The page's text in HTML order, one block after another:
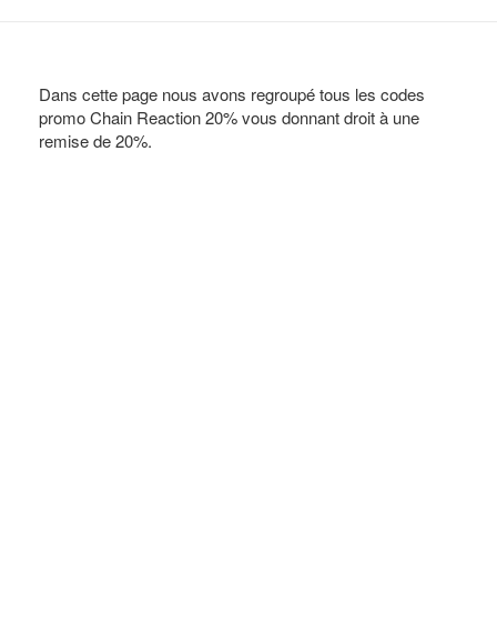
Dans cette page nous avons regroupé tous les codes
promo Chain Reaction 20% vous donnant droit à une
remise de 20%.